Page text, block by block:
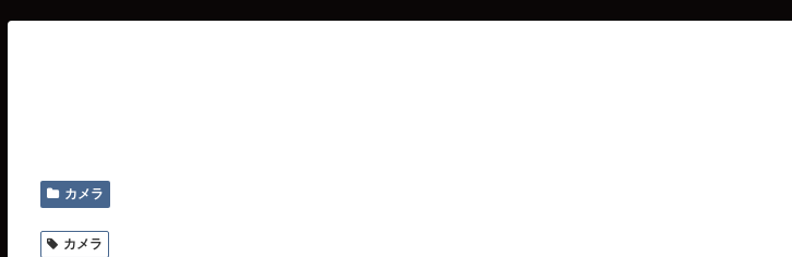
カメラ
カメラ